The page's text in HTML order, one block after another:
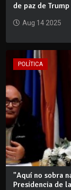
de paz de Trump
Aug 14 2025
POLÍTICA
"Aquí no sobra
Presidencia de